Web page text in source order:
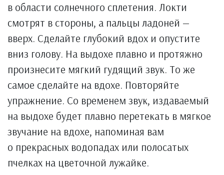
в области солнечного сплетения. Локти
смотрят в стороны, а пальцы ладоней —
вверх. Сделайте глубокий вдох и опустите
вниз голову. На выдохе плавно и протяжно
произнесите мягкий гудящий звук. То же
самое сделайте на вдохе. Повторяйте
упражнение. Со временем звук, издаваемый
на выдохе будет плавно перетекать в мягкое
звучание на вдохе, напоминая вам
о прекрасных водопадах или полосатых
пчелках на цветочной лужайке.